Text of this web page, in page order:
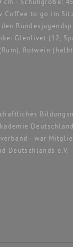
to go im
Glenlivet (12,
Rotwein
· war
Deutschlands e.V.